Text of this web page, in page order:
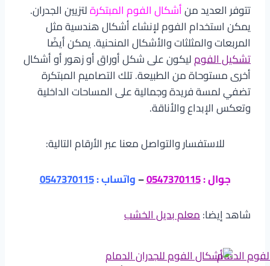
تتوفر العديد منأشكال الفوم المبتكرةلتزيين الجدران.
يمكن استخدام الفوم لإنشاء أشكال هندسية مثل
المربعات والمثلثات والأشكال المنحنية. يمكن أيضًا
تشكيل الفومليكون على شكل أوراق أو زهور أو أشكال
أخرى مستوحاة من الطبيعة. تلك التصاميم المبتكرة
تضفي لمسة فريدة وجمالية على المساحات الداخلية
وتعكس الإبداع والأناقة.
للاستفسار والتواصل معنا عبر الأرقام التالية:
جوال :0547370115
–واتساب :0547370115
شاهد إيضا:معلم بديل الخشب